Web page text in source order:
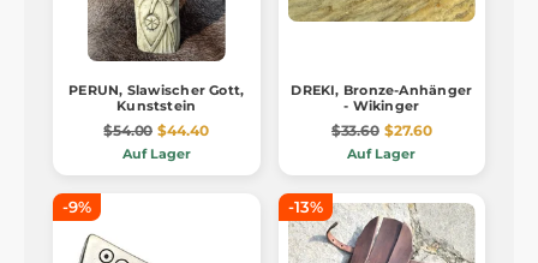
PERUN, Slawischer Gott,
Kunststein
$54.00 $44.40
Auf Lager
DREKI, Bronze-Anhänger
- Wikinger
$33.60 $27.60
Auf Lager
-9% -13%